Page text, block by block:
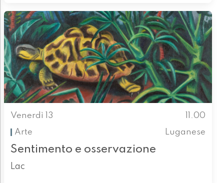
Venerdì 13
11.00
Arte
Luganese
Sentimento e osservazione
Lac